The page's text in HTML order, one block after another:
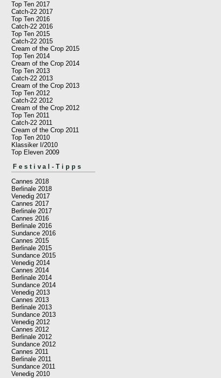
Top Ten 2017
Catch-22 2017
Top Ten 2016
Catch-22 2016
Top Ten 2015
Catch-22 2015
Cream of the Crop 2015
Top Ten 2014
Cream of the Crop 2014
Top Ten 2013
Catch-22 2013
Cream of the Crop 2013
Top Ten 2012
Catch-22 2012
Cream of the Crop 2012
Top Ten 2011
Catch-22 2011
Cream of the Crop 2011
Top Ten 2010
Klassiker I/2010
Top Eleven 2009
Festival-Tipps
Cannes 2018
Berlinale 2018
Venedig 2017
Cannes 2017
Berlinale 2017
Cannes 2016
Berlinale 2016
Sundance 2016
Cannes 2015
Berlinale 2015
Sundance 2015
Venedig 2014
Cannes 2014
Berlinale 2014
Sundance 2014
Venedig 2013
Cannes 2013
Berlinale 2013
Sundance 2013
Venedig 2012
Cannes 2012
Berlinale 2012
Sundance 2012
Cannes 2011
Berlinale 2011
Sundance 2011
Venedig 2010